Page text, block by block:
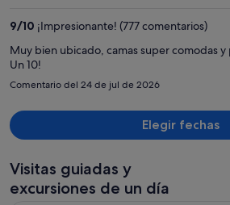
9/10 ¡Impresionante! (777 comentarios)
Muy bien ubicado, camas super comodas
Un 10!
Comentario del 24 de jul de 2026
Elegir fechas
Visitas guiadas y
excursiones de un día